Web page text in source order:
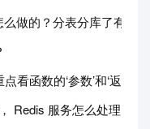
做的？分表分库了有什
看函数的‘参数’和‘返回值
Redis 服务怎么处理？